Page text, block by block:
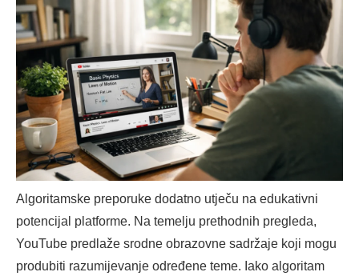
Algoritamske preporuke dodatno utječu na edukativni
potencijal platforme. Na temelju prethodnih pregleda,
YouTube predlaže srodne obrazovne sadržaje koji mogu
produbiti razumijevanje određene teme. Iako algoritam